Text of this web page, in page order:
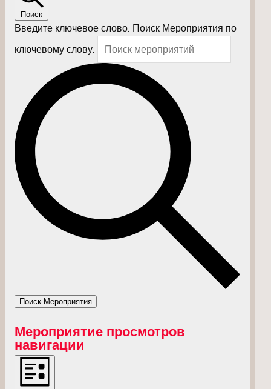
Поиск
Введите ключевое слово. Поиск Мероприятия по
ключевому слову.
Поиск Мероприятия
Мероприятие просмотров
навигации